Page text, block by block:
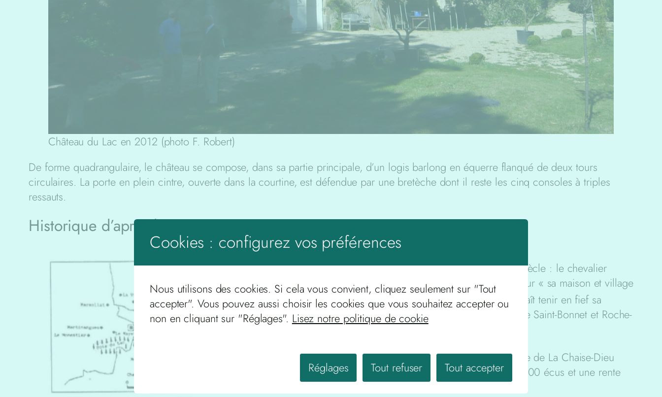
Château du Lac en 2012 (photo F. Robert)
De forme quadrangulaire, le château se compose, dans sa partie principale, d’un logis barlong en équerre flanqué de deux tours
circulaires. La porte en plein cintre, ouverte dans la courtine, est défendue par une bretèche dont il reste les cinq consoles à triples
ressauts.
Historique d’après les textes
Le premier seigneur du Lac, désigné comme tel, apparaît au XIIIesiècle : le chevalier
Béraud Palmart rend hommage, en 1261, à l’évêque d’Auvergne pour « sa maison et village
du Lac » et autres biens (1). En mars 1316, un autre Béraud reconnaît tenir en fief sa
maison du Lac et divers autres biens de Pierre-Maurice, seigneur de Saint-Bonnet et Roche-
2
En 1424, un autre Béraud du Lac et son fils Louis cèdent à l’abbaye de La Chaise-Dieu
leurs droits sur divers villages moyennant la somme principale de 500 écus et une rente
annuelle de 25 sols.
Cookies : configurez vos préférences
Nous utilisons des cookies. Si cela vous convient, cliquez seulement sur "Tout
accepter". Vous pouvez aussi choisir les cookies que vous souhaitez accepter ou
non en cliquant sur "Réglages". Lisez notre politique de cookie
Réglages Tout refuser Tout accepter